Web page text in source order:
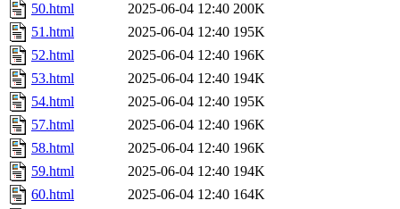
50.html
2025-06-04 12:40 200K
51.html
2025-06-04 12:40 195K
52.html
2025-06-04 12:40 196K
53.html
2025-06-04 12:40 194K
54.html
2025-06-04 12:40 195K
57.html
2025-06-04 12:40 196K
58.html
2025-06-04 12:40 196K
59.html
2025-06-04 12:40 194K
60.html
2025-06-04 12:40 164K